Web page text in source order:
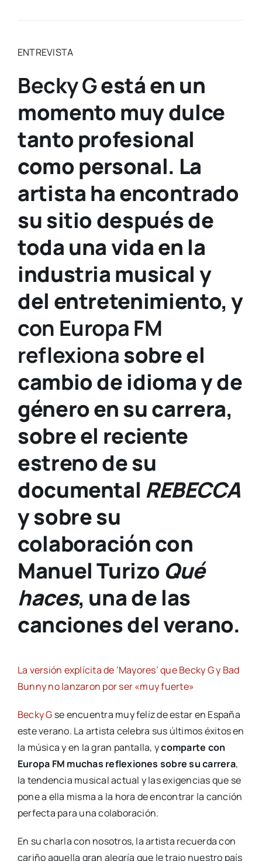
ENTREVISTA
Becky Gestá en un
momento muy dulce
tanto profesional
como personal. La
artista ha encontrado
su sitio después de
toda una vida en la
industria musical y
del entretenimiento, y
con Europa FM
reflexionasobre el
cambio de idioma y de
género en su carrera,
sobre el reciente
estreno de su
documental REBECCA
y sobre su
colaboración con
Manuel Turizo Qué
haces, una de las
canciones del verano.
La versión explícita de ‘Mayores’ que Becky G y Bad
Bunny no lanzaron por ser «muy fuerte»
Becky G se encuentra muy feliz de estar en España
este verano. La artista celebra sus últimos éxitos en
la música y en la gran pantalla, ycomparte con
Europa FM muchas reflexiones sobre su carrera,
la tendencia musical actual y las exigencias que se
pone a ella misma a la hora de encontrar la canción
perfecta para una colaboración.
En su charla con nosotros, la artista recuerda con
cariño aquella gran alegría que le trajo nuestro país